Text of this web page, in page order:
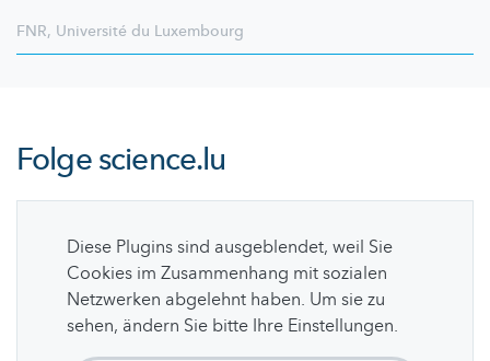
FNR, Université du Luxembourg
Folgescience.lu
Diese Plugins sind ausgeblendet, weil Sie
Cookies im Zusammenhang mit sozialen
Netzwerken abgelehnt haben. Um sie zu
sehen, ändern Sie bitte Ihre Einstellungen.